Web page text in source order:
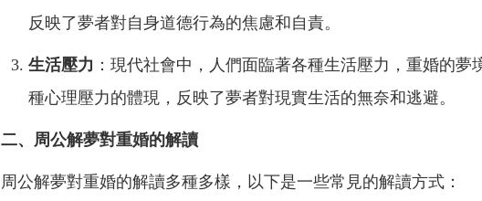
反映了夢者對自身道德行為的焦慮和自責。
生活壓力 ：現代社會中，人們面臨著各種生活壓力，重婚的夢
種心理壓力的體現，反映了夢者對現實生活的無奈和逃避。
二、周公解夢對重婚的解讀
周公解夢對重婚的解讀多種多樣，以下是一些常見的解讀方式：